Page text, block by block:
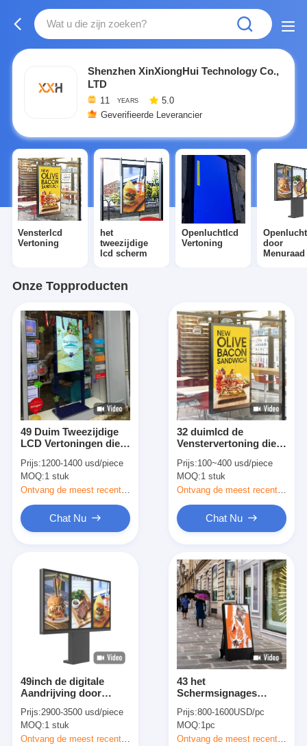
Shenzhen XinXiongHui Technology Co.,
LTD
11 YEARS
5.0
Geverifieerde Leverancier
Vensterlcd
Vertoning
het
tweezijdige
lcd scherm
Openluchtlcd
Vertoning
door
Menuraad
Onze Topproducten
49 Duim Tweezijdige
LCD Vertoningen die
Schermvenster
Dubbele Opgeruimde
Monitor adverteren
Prijs:1200-1400 usd/piece
MOQ:1 stuk
Ontvang de meest recente Prijs
Chat Nu
32 duimlcd de
Venstervertoning die
Voedselrestaurants
adverteren kiest
Opgeruimd uit
Prijs:100~400 usd/piece
MOQ:1 stuk
Chat Nu
49inch de digitale
Aandrijving door
Restaurants 3000nits
verbond de 3
Schermen Openlucht
Prijs:2900-3500 usd/piece
MOQ:1 stuk
Ontvang de meest recente Prijs
43 het
Schermsignages
duim Openlucht
Digitale Affiche Op
batterijen een Raad
Prijs:800-1600USD/pc
MOQ:1pc